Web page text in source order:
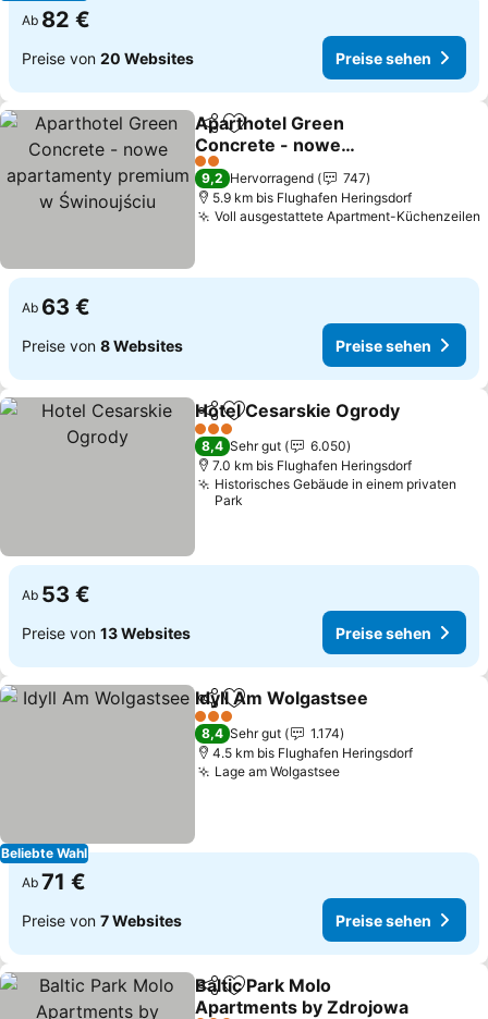
Ab 82 €
Preise von 20 Websites Preise sehen
TeilenZu Favoriten hinzufügen
Aparthotel Green
Concrete - nowe
apartamenty premium w
Świnoujściu
2 Sterne
9,2 Hervorragend
747
5.9 km bis Flughafen Heringsdorf
Voll ausgestattete Apartment-Küchenzeilen
Ab 63 €
Preise von 8 Websites Preise sehen
TeilenZu Favoriten hinzufügen
Hotel Cesarskie Ogrody
3 Sterne
8,4 Sehr gut
6.050
7.0 km bis Flughafen Heringsdorf
Historisches Gebäude in einem privaten
Park
Ab 53 €
Preise von 13 Websites Preise sehen
Beliebte Wahl
TeilenZu Favoriten hinzufügen
Idyll Am Wolgastsee
3 Sterne
8,4 Sehr gut
1.174
4.5 km bis Flughafen Heringsdorf
Lage am Wolgastsee
Ab 71 €
Preise von 7 Websites Preise sehen
TeilenZu Favoriten hinzufügen
Baltic Park Molo
Apartments by Zdrojowa